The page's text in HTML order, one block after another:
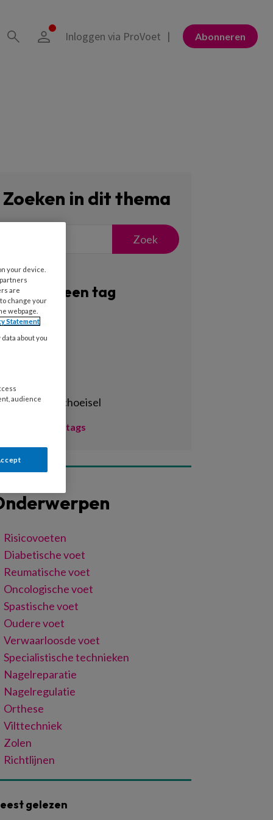
Abonneren
Inloggen via ProVoet
Zoeken in dit thema
Zoek
Filter op een tag
Alle tags
3d-print
aangepast schoeisel
Toon meer tags
Risicovoeten
Diabetische voet
Reumatische voet
Oncologische voet
Spastische voet
Oudere voet
Verwaarloosde voet
Specialistische technieken
Nagelreparatie
Nagelregulatie
Orthese
Vilttechniek
Zolen
Richtlijnen
gelezen
your device.
are
change your
webpage.
Statement
about you
audience